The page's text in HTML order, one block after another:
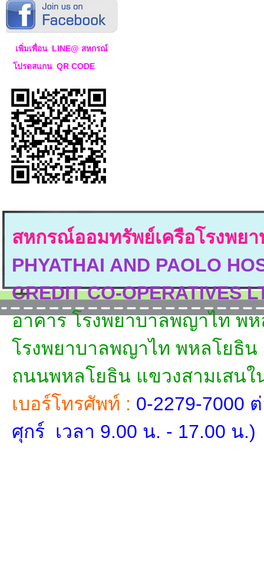
เพิ่มเพื่อน LINE@ สหกรณ์
โปรดสแกน QR CODE
สหกรณ์ออมทรัพย์เครือโรงพย
PHYATHAI AND PAOLO
CREDIT CO-OPERATIVES
อาคาร โรงพยาบาลพญาไท พ
โรงพยาบาลพญาไท พหลโยธิน
ถนนพหลโยธิน แขวงสามเสน
เบอร์โทรศัพท์ : 0-2279-7000
ศุกร์ เวลา 9.00 น. - 17.00 น.)